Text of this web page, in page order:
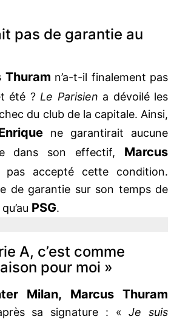
pas de garantie au
Thuram n’a-t-il finalement pas
été ? Le Parisien a dévoilé les
du club de la capitale. Ainsi,
ne garantirait aucune
dans son effectif, Marcus
pas accepté cette condition.
de garantie sur son temps de
PSG.
A, c’est comme
pour moi »
Milan, Marcus Thuram
sa signature : «Je suis